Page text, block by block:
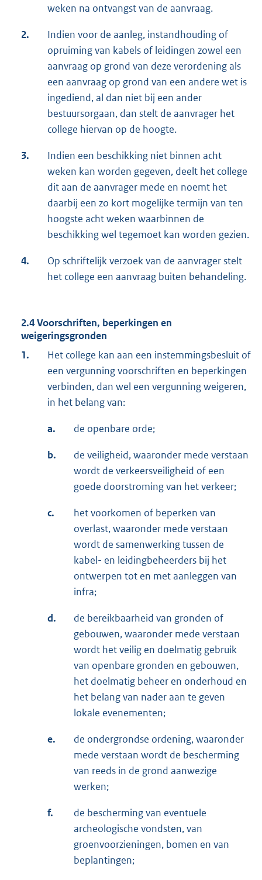
weken na ontvangst van de aanvraag.
2.
Indien voor de aanleg, instandhouding of
opruiming van kabels of leidingen zowel een
aanvraag op grond van deze verordening als
een aanvraag op grond van een andere wet is
ingediend, al dan niet bij een ander
bestuursorgaan, dan stelt de aanvrager het
college hiervan op de hoogte.
3.
Indien een beschikking niet binnen acht
weken kan worden gegeven, deelt het college
dit aan de aanvrager mede en noemt het
daarbij een zo kort mogelijke termijn van ten
hoogste acht weken waarbinnen de
beschikking wel tegemoet kan worden gezien.
4.
Op schriftelijk verzoek van de aanvrager stelt
het college een aanvraag buiten behandeling.
2.4 Voorschriften, beperkingen en
weigeringsgronden
1.
Het college kan aan een instemmingsbesluit of
een vergunning voorschriften en beperkingen
verbinden, dan wel een vergunning weigeren,
in het belang van:
a. de openbare orde;
b.
de veiligheid, waaronder mede verstaan
wordt de verkeersveiligheid of een
goede doorstroming van het verkeer;
c.
het voorkomen of beperken van
overlast, waaronder mede verstaan
wordt de samenwerking tussen de
kabel- en leidingbeheerders bij het
ontwerpen tot en met aanleggen van
infra;
d.
de bereikbaarheid van gronden of
gebouwen, waaronder mede verstaan
wordt het veilig en doelmatig gebruik
van openbare gronden en gebouwen,
het doelmatig beheer en onderhoud en
het belang van nader aan te geven
lokale evenementen;
e.
de ondergrondse ordening, waaronder
mede verstaan wordt de bescherming
van reeds in de grond aanwezige
werken;
f.
de bescherming van eventuele
archeologische vondsten, van
groenvoorzieningen, bomen en van
beplantingen;